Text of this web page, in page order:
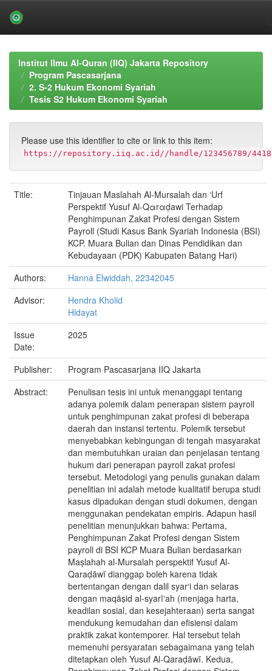
navigationInstitut Ilmu Al-Quran (IIQ) Jakarta Repository
Program Pascasarjana
2. S-2 Hukum Ekonomi Syariah
Tesis S2 Hukum Ekonomi Syariah
Please use this identifier to cite or link to this item:
https://repository.iiq.ac.id//handle/123456789/4418
Title:
Tinjauan Maslahah Al-Mursalah dan ‘Urf
Perspektif Yusuf Αl-Qαrαḍawi Terhadap
Penghimpunan Zakat Profesi dengan Sistem
Payroll (Studi Kasus Bank Syariah Indonesia (BSI)
KCP. Muara Bulian dan Dinas Pendidikan dan
Kebudayaan (PDK) Kabupaten Batang Hari)
Authors:
Hanna Elwiddah, 22342045
Advisor:
Hendra Kholid
Hidayat
Issue
Date:
2025
Publisher:
Program Pascasarjana IIQ Jakarta
Abstract:
Penulisan tesis ini untuk menanggapi tentang
adanya polemik dalam penerapan sistem payroll
untuk penghimpunan zakat profesi di beberapa
daerah dan instansi tertentu. Polemik tersebut
menyebabkan kebingungan di tengah masyarakat
dan membutuhkan uraian dan penjelasan tentang
hukum dari penerapan payroll zakat profesi
tersebut. Metodologi yang penulis gunakan dalam
penelitian ini adalah metode kualitatif berupa studi
kasus dipadukan dengan studi dokumen, dengan
menggunakan pendekatan empiris. Adapun hasil
penelitian menunjukkan bahwa: Pertama,
Penghimpunan Zakat Profesi dengan Sistem
payroll di BSI KCP Muara Bulian berdasarkan
Maṣlahah al-Mursalah perspektif Yusuf Αl-
Qaraḍāwī dianggap boleh karena tidak
bertentangan dengan dalil syar‘i dan selaras
dengan maqāṣid al-syarī‘ah (menjaga harta,
keadilan sosial, dan kesejahteraan) serta sangat
mendukung kemudahan dan efisiensi dalam
praktik zakat kontemporer. Hal tersebut telah
memenuhi persyaratan sebagaimana yang telah
ditetapkan oleh Yusuf Αl-Qaraḍāwī. Kedua,